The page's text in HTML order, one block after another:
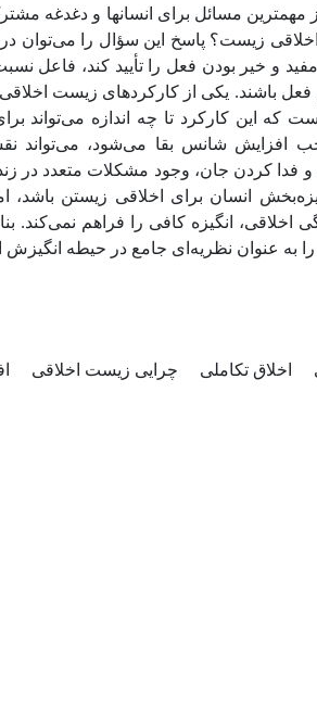
مهمترین مسائل برای انسانها و دغدغه
اخلاقی زیست؟ پاسخ این سؤال را می‌توان
و خیر بودن فعل را تأیید کند، فاعل
فعل باشند. یکی از کارکردهای زیست
که این کارکرد تا چه اندازه می‌تواند
افزایش شانس بقا می‌شود، می‌تواند
و فدا کردن جان، وجود مشکلات متعدد
انسان برای اخلاقی زیستن
اخلاقی، انگیزه کافی را فراهم نمی‌کند.
به عنوان نظریه‌ای جامع در حیطه انگیزش
اخلاق تکاملی چرایی زیست اخلاقی